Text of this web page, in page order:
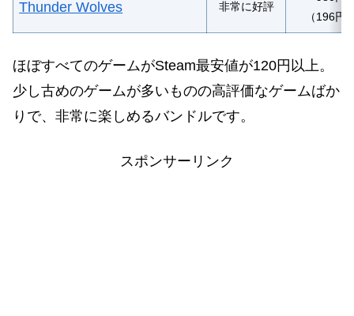
Thunder Wolves 非常に好評
（196円
ほぼすべてのゲームがSteam最安値が120円以上。
少し古めのゲームが多いものの高評価なゲームばか
りで、非常に楽しめるバンドルです。
スポンサーリンク